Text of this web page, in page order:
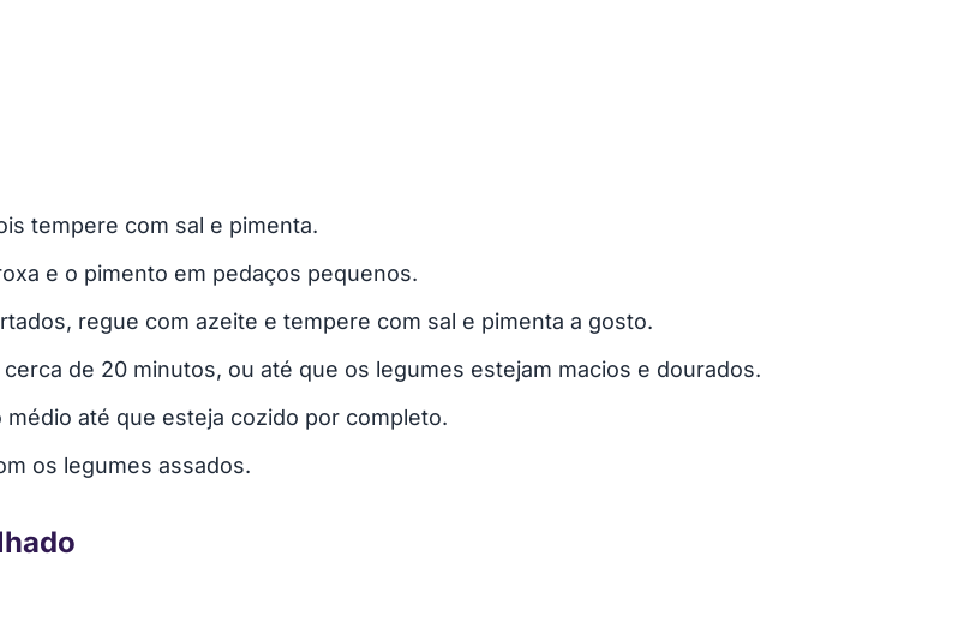
tempere com sal e pimenta.
e o pimento em pedaços pequenos.
regue com azeite e tempere com sal e pimenta a gosto.
de 20 minutos, ou até que os legumes estejam macios e dourados.
até que esteja cozido por completo.
os legumes assados.